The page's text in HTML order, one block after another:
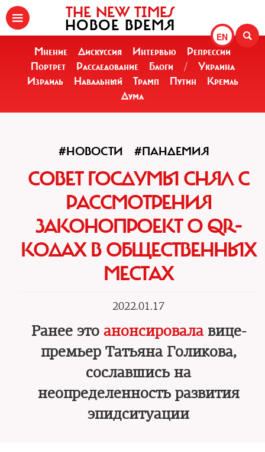
EN
THE NEW TIMES
НОВОЕ ВРЕМЯ
Мнение Дискуссия Интервью
Репрессии
Портрет
Расследование Блоги /
Украина
Израиль
Навальный Трамп Путин
Кремль
Дума
#НОВОСТИ #ПАНДЕМИЯ
СОВЕТ ГОСДУМЫ СНЯЛ С
РАССМОТРЕНИЯ
ЗАКОНОПРОЕКТ О QR-
КОДАХ В ОБЩЕСТВЕННЫХ
МЕСТАХ
2022.01.17
Ранее это анонсировалавице-
премьер Татьяна Голикова,
сославшись на
неопределенность развития
эпидситуации